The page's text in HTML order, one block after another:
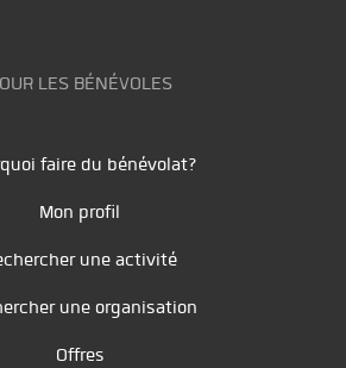
LES BÉNÉVOLES
faire du bénévolat?
Mon profil
une activité
une organisation
Offres